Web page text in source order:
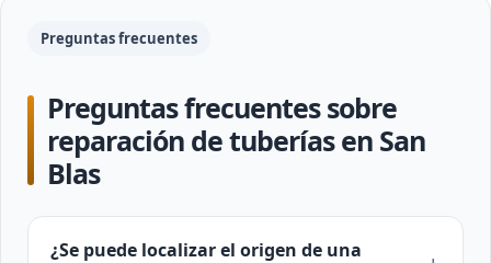
Preguntas frecuentes
Preguntas frecuentes sobre
reparación de tuberías en San
Blas
¿Se puede localizar el origen de una